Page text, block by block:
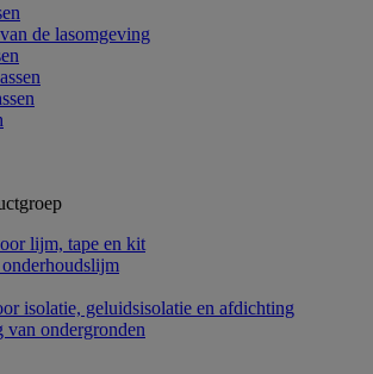
de lasomgeving
lijm, tape en kit
isolatie, geluidsisolatie en afdichting
van ondergronden